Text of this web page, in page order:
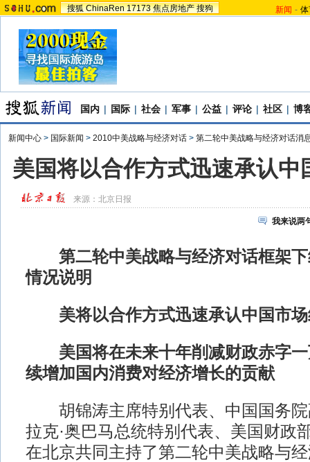
搜狐 ChinaRen 17173 焦点房地产 搜狗 新闻 -
国内 | 国际 | 社会 | 军事 | 公益 | 评论 | 社区 | 博
新闻中心 > 国际新闻 > 2010中美战略与经济对话 > 第二轮中美战略与经济对话消
美国将以合作方式迅速承认中
来源：北京日报
我来说两
第二轮中美战略与经济对话框架
情况说明
美将以合作方式迅速承认中国市场
美国将在未来十年削减财政赤字
续增加国内消费对经济增长的贡献
胡锦涛主席特别代表、中国国务院
拉克·奥巴马总统特别代表、美国财政
在北京共同主持了第二轮中美战略与